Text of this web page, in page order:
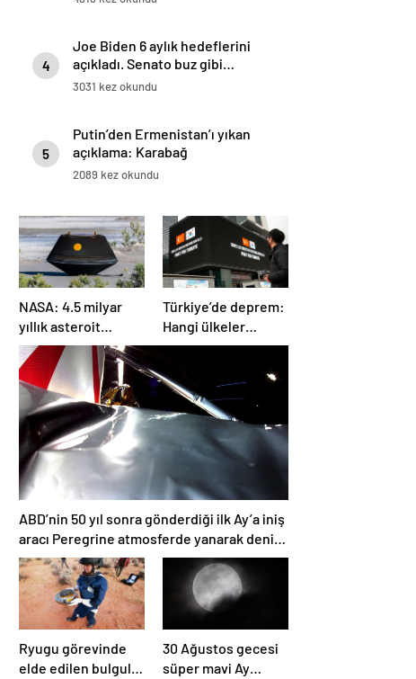
4
Joe Biden 6 aylık hedeflerini
açıkladı. Senato buz gibi…
3031 kez okundu
5
Putin’den Ermenistan’ı yıkan
açıklama: Karabağ
Azerbaycan’ın ayrılmaz bir
2089 kez okundu
NASA: 4.5 milyar
yıllık asteroit
örnekleri Dünya’ya
getirildi; yaşamın
başlangıcına ışık
tutabilir
Türkiye’de deprem:
Hangi ülkeler
yardım ediyor?
ABD’nin 50 yıl sonra gönderdiği ilk Ay’a iniş
aracı Peregrine atmosferde yanarak denize
düştü
Ryugu görevinde
elde edilen bulgular
30 Ağustos gecesi
süper mavi Ay